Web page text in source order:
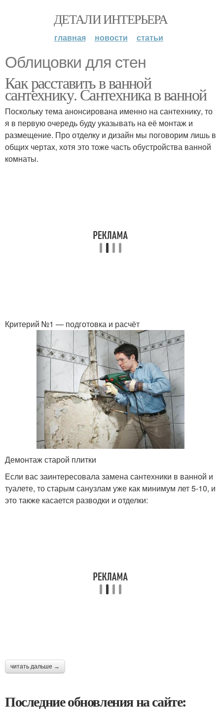
ДЕТАЛИ ИНТЕРЬЕРА
главная новости статьи
Облицовки для стен
Как расставить в ванной
сантехнику. Сантехника в ванной
Поскольку тема анонсирована именно на сантехнику, то
я в первую очередь буду указывать на её монтаж и
размещение. Про отделку и дизайн мы поговорим лишь в
общих чертах, хотя это тоже часть обустройства ванной
комнаты.
Критерий №1 — подготовка и расчёт
Демонтаж старой плитки
Если вас заинтересовала замена сантехники в ванной и
туалете, то старым санузлам уже как минимум лет 5-10, и
это также касается разводки и отделки:
читать дальше →
Последние обновления на сайте: